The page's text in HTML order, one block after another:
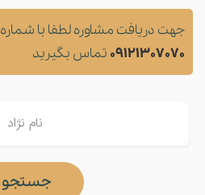
جهت دریافت مشاوره لطفا با شماره
09121307070 تماس بگیرید
جستجو